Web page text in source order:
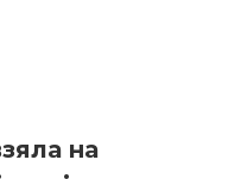
на